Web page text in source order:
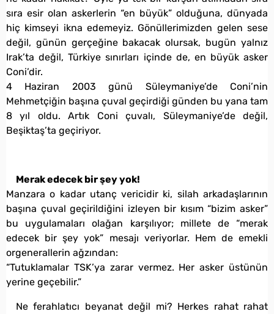
sıra esir olan askerlerin “en büyük” olduğuna, dünyada
hiç kimseyi ikna edemeyiz. Gönüllerimizden gelen sese
değil, günün gerçeğine bakacak olursak, bugün yalnız
Irak’ta değil, Türkiye sınırları içinde de, en büyük asker
Coni’dir.
4 Haziran 2003 günü Süleymaniye’de Coni’nin
Mehmetçiğin başına çuval geçirdiği günden bu yana tam
8 yıl oldu. Artık Coni çuvalı, Süleymaniye’de değil,
Beşiktaş’ta geçiriyor.
Merak edecek bir şey yok!
Manzara o kadar utanç vericidir ki, silah arkadaşlarının
başına çuval geçirildiğini izleyen bir kısım “bizim asker”
bu uygulamaları olağan karşılıyor; millete de “merak
edecek bir şey yok” mesajı veriyorlar. Hem de emekli
orgenerallerin ağzından:
“Tutuklamalar TSK’ya zarar vermez. Her asker üstünün
yerine geçebilir.”
Ne ferahlatıcı beyanat değil mi? Herkes rahat rahat